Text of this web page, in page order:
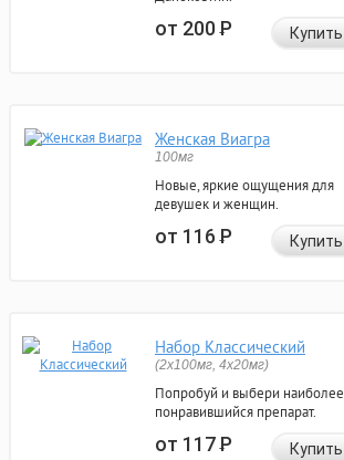
от 200Р Купить
Женская Виагра
100мг
Новые, яркие ощущения для
девушек и женщин.
от 116Р Купить
Набор Классический
(2x100мг, 4x20мг)
Попробуй и выбери наиболее
понравившийся препарат.
от 117Р Купить